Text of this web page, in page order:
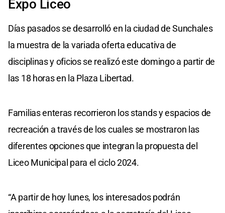
Expo Liceo
Días pasados se desarrolló en la ciudad de Sunchales
la muestra de la variada oferta educativa de
disciplinas y oficios se realizó este domingo a partir de
las 18 horas en la Plaza Libertad.
Familias enteras recorrieron los stands y espacios de
recreación a través de los cuales se mostraron las
diferentes opciones que integran la propuesta del
Liceo Municipal para el ciclo 2024.
“A partir de hoy lunes, los interesados podrán